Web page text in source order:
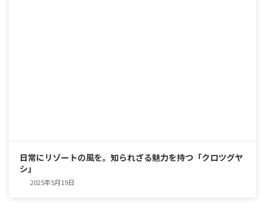
日常にリゾートの風を。知られざる魅力を持つ「クロツグヤ
シ」
2025年5月19日